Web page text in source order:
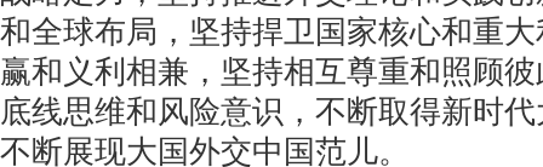
和全球布局，坚持捍卫国家核心和重
赢和义利相兼，坚持相互尊重和照顾
底线思维和风险意识，不断取得新时
不断展现大国外交中国范儿。